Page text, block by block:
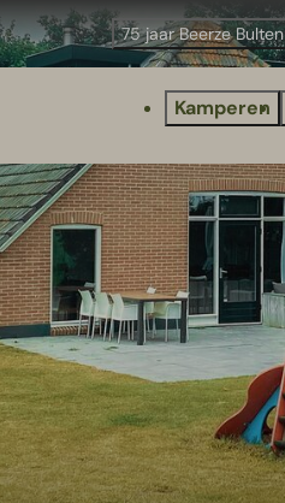
75 jaar Beerze Bulten
Kamperen